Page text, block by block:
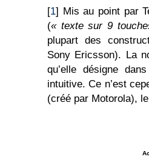
[1] Mis au point par
(« texte sur 9
plupart des
Sony Ericsson). La
qu’elle désigne
intuitive. Ce n’est
(créé par Motorola),